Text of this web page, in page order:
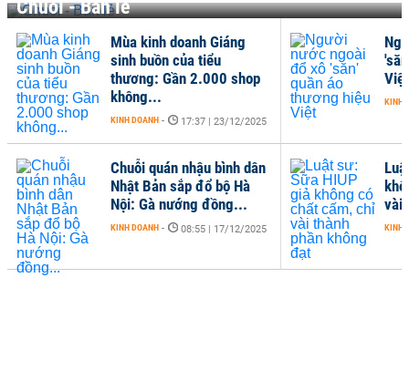
Chuỗi - Bán lẻ
vài
KINH
Mùa kinh doanh Giáng
sinh buồn của tiểu
thương: Gần 2.000 shop
không...
KINH DOANH - 17:37 | 23/12/2025
Chuỗi quán nhậu bình dân
Nhật Bản sắp đổ bộ Hà
Nội: Gà nướng đồng...
KINH DOANH - 08:55 | 17/12/2025
Việt
KINH